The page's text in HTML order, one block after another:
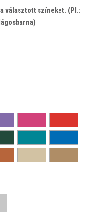
választott színeket. (Pl.: